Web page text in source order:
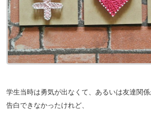
学生当時は勇気が出なくて、あるいは友達関
告白できなかったけれど、